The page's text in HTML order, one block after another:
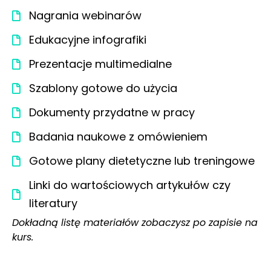
Nagrania webinarów
Edukacyjne infografiki
Prezentacje multimedialne
Szablony gotowe do użycia
Dokumenty przydatne w pracy
Badania naukowe z omówieniem
Gotowe plany dietetyczne lub treningowe
Linki do wartościowych artykułów czy
literatury
Dokładną listę materiałów zobaczysz po zapisie na
kurs.